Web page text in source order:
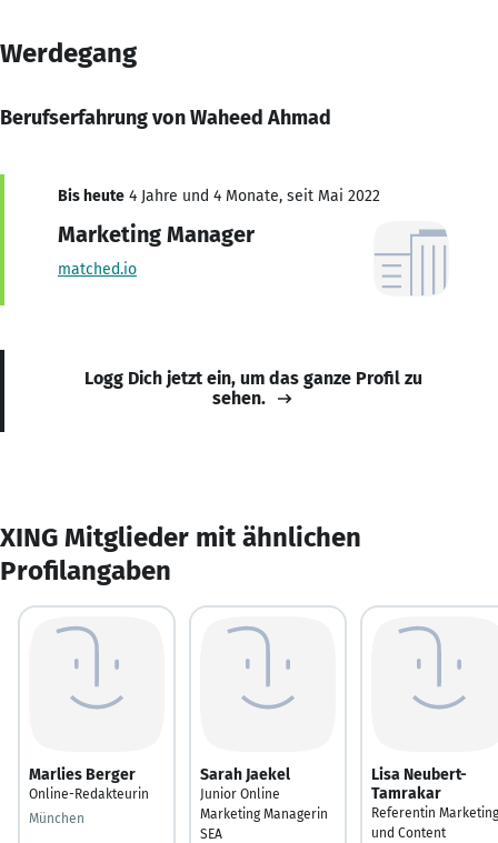
Werdegang
Berufserfahrung von Waheed Ahmad
Bis heute 4 Jahre und 4 Monate, seit Mai 2022
Marketing Manager
matched.io
Logg Dich jetzt ein, um das ganze Profil zu
sehen.
XING Mitglieder mit ähnlichen
Profilangaben
Marlies Berger
Online-Redakteurin
München
Sarah Jaekel
Junior Online
Marketing Managerin
SEA
Lisa Neubert-
Tamrakar
Referentin Marketing
und Content